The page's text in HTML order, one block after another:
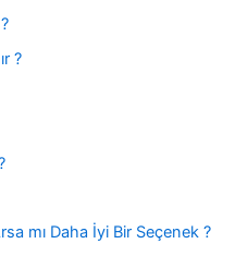
?
mı Daha İyi Bir Seçenek ?